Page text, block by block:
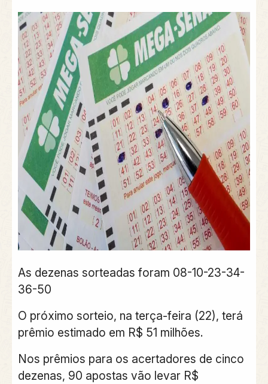
As dezenas sorteadas foram 08-10-23-34-
36-50
O próximo sorteio, na terça-feira (22), terá
prêmio estimado em R$ 51 milhões.
Nos prêmios para os acertadores de cinco
dezenas, 90 apostas vão levar R$